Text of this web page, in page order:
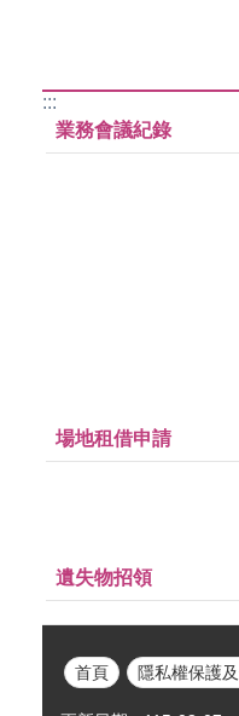
:::
業務會議紀錄
場地租借申請
遺失物招領
首頁 隱私權保護